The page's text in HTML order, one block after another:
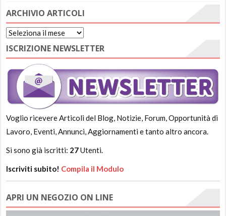
ARCHIVIO ARTICOLI
Archivio
Articoli
ISCRIZIONE NEWSLETTER
Voglio ricevere Articoli del Blog, Notizie, Forum, Opportunità di
Lavoro, Eventi, Annunci, Aggiornamenti e tanto altro ancora.
Si sono già iscritti: 27Utenti.
Iscriviti subito! Compila il Modulo
APRI UN NEGOZIO ON LINE